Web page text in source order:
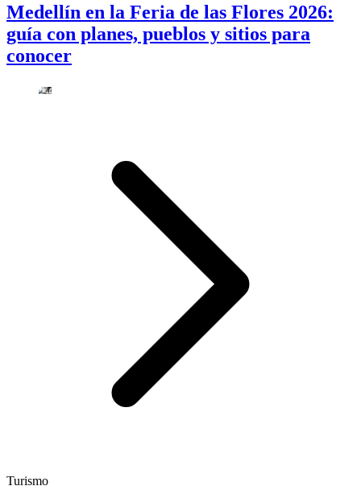
Medellín en la Feria de las Flores 2026:
guía con planes, pueblos y sitios para
conocer
Turismo